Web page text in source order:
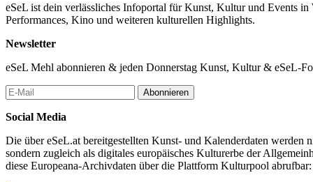
eSeL ist dein verlässliches Infoportal für Kunst, Kultur und Events
Performances, Kino und weiteren kulturellen Highlights.
Newsletter
eSeL Mehl abonnieren & jeden Donnerstag Kunst, Kultur & eSeL-
Abonnieren
Social Media
Die über eSeL.at bereitgestellten Kunst- und Kalenderdaten werden
sondern zugleich als digitales europäisches Kulturerbe der
diese Europeana-Archivdaten über die Plattform Kulturpool